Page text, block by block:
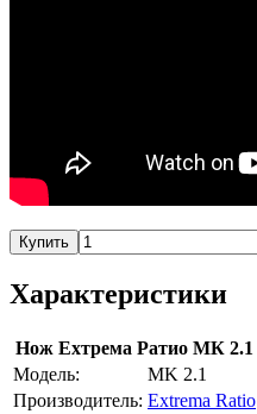
Купить
Характеристики
Нож Ехтрема Ратио МК 2.1
Модель:
MK 2.1
Производитель: Extrema Ratio